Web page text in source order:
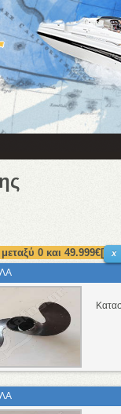
0 και 49.999€[ x